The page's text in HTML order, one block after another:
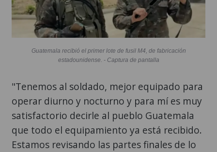
Guatemala recibió el primer lote de fusil M4, de fabricación
estadounidense. - Captura de pantalla
"Tenemos al soldado, mejor equipado para
operar diurno y nocturno y para mí es muy
satisfactorio decirle al pueblo Guatemala
que todo el equipamiento ya está recibido.
Estamos revisando las partes finales de lo